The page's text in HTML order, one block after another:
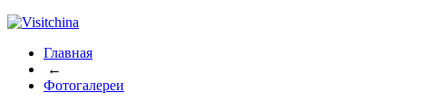
Главная
←
Фотогалереи